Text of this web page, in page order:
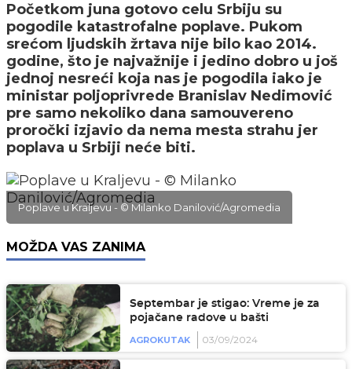
Početkom juna gotovo celu Srbiju su
pogodile katastrofalne poplave. Pukom
srećom ljudskih žrtava nije bilo kao 2014.
godine, što je najvažnije i jedino dobro u još
jednoj nesreći koja nas je pogodila iako je
ministar poljoprivrede Branislav Nedimović
pre samo nekoliko dana samouvereno
proročki izjavio da nema mesta strahu jer
poplava u Srbiji neće biti.
Poplave u Kraljevu - © Milanko Danilović/Agromedia
MOŽDA VAS ZANIMA
Septembar je stigao: Vreme je za
pojačane radove u bašti
AGROKUTAK 03/09/2024